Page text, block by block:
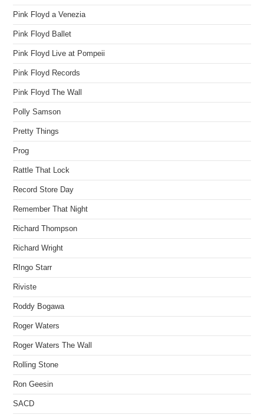
Pink Floyd a Venezia
Pink Floyd Ballet
Pink Floyd Live at Pompeii
Pink Floyd Records
Pink Floyd The Wall
Polly Samson
Pretty Things
Prog
Rattle That Lock
Record Store Day
Remember That Night
Richard Thompson
Richard Wright
RIngo Starr
Riviste
Roddy Bogawa
Roger Waters
Roger Waters The Wall
Rolling Stone
Ron Geesin
SACD